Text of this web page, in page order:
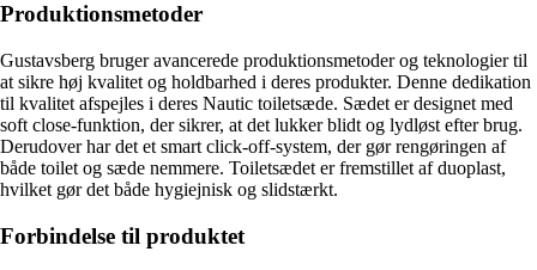
Produktionsmetoder
Gustavsberg bruger avancerede produktionsmetoder og teknologier til
at sikre høj kvalitet og holdbarhed i deres produkter. Denne dedikation
til kvalitet afspejles i deres Nautic toiletsæde. Sædet er designet med
soft close-funktion, der sikrer, at det lukker blidt og lydløst efter brug.
Derudover har det et smart click-off-system, der gør rengøringen af
både toilet og sæde nemmere. Toiletsædet er fremstillet af duoplast,
hvilket gør det både hygiejnisk og slidstærkt.
Forbindelse til produktet